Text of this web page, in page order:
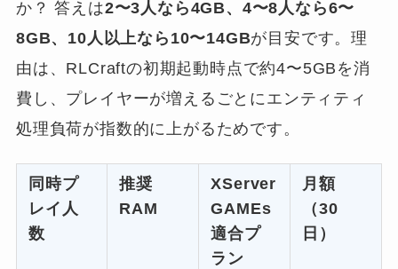
か？ 答えは2〜3人なら4GB、4〜8人なら6〜
8GB、10人以上なら10〜14GBが目安です。理
由は、RLCraftの初期起動時点で約4〜5GBを消
費し、プレイヤーが増えるごとにエンティティ
処理負荷が指数的に上がるためです。
同時プ
レイ人
数
推奨
RAM
XServer
GAMEs
適合プ
ラン
月額
（30
日）